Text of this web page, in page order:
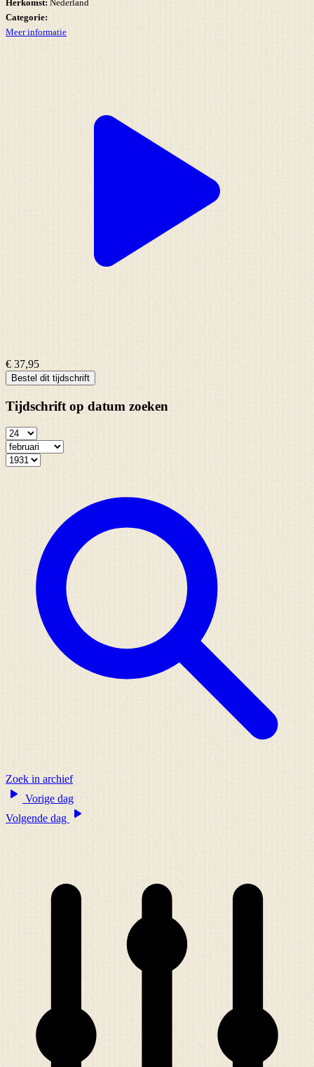
Herkomst: Nederland
Categorie:
Meer informatie
€ 37,95
Bestel dit tijdschrift
Tijdschrift op datum zoeken
Zoek in archief
Vorige dag
Volgende dag